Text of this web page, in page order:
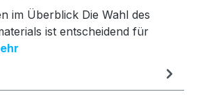
im Überblick Die Wahl des
ist entscheidend für